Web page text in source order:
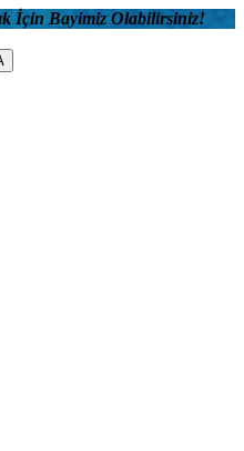
İçin Bayimiz Olabilirsiniz!